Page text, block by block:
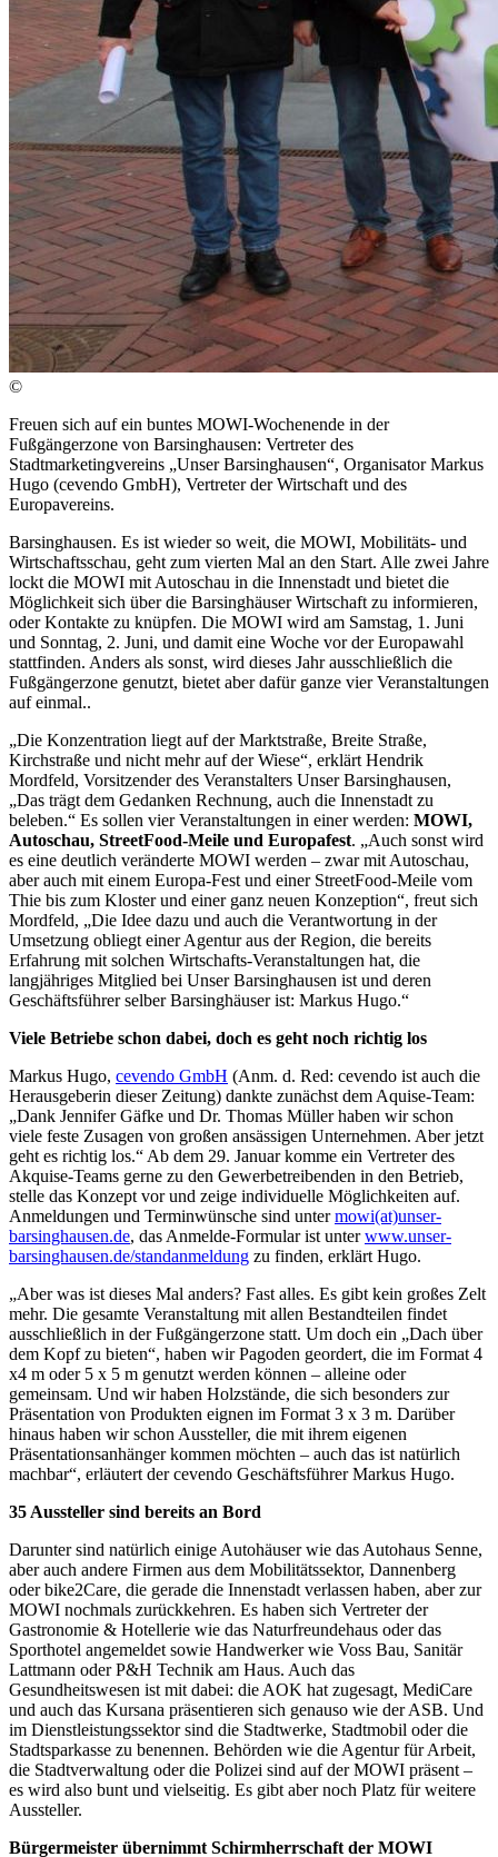
©
Freuen sich auf ein buntes MOWI-Wochenende in der
Fußgängerzone von Barsinghausen: Vertreter des
Stadtmarketingvereins „Unser Barsinghausen“, Organisator Markus
Hugo (cevendo GmbH), Vertreter der Wirtschaft und des
Europavereins.
Barsinghausen. Es ist wieder so weit, die MOWI, Mobilitäts- und
Wirtschaftsschau, geht zum vierten Mal an den Start. Alle zwei Jahre
lockt die MOWI mit Autoschau in die Innenstadt und bietet die
Möglichkeit sich über die Barsinghäuser Wirtschaft zu informieren,
oder Kontakte zu knüpfen. Die MOWI wird am Samstag, 1. Juni
und Sonntag, 2. Juni, und damit eine Woche vor der Europawahl
stattfinden. Anders als sonst, wird dieses Jahr ausschließlich die
Fußgängerzone genutzt, bietet aber dafür ganze vier Veranstaltungen
auf einmal..
„Die Konzentration liegt auf der Marktstraße, Breite Straße,
Kirchstraße und nicht mehr auf der Wiese“, erklärt Hendrik
Mordfeld, Vorsitzender des Veranstalters Unser Barsinghausen,
„Das trägt dem Gedanken Rechnung, auch die Innenstadt zu
beleben.“ Es sollen vier Veranstaltungen in einer werden: MOWI,
Autoschau, StreetFood-Meile und Europafest. „Auch sonst wird
es eine deutlich veränderte MOWI werden – zwar mit Autoschau,
aber auch mit einem Europa-Fest und einer StreetFood-Meile vom
Thie bis zum Kloster und einer ganz neuen Konzeption“, freut sich
Mordfeld, „Die Idee dazu und auch die Verantwortung in der
Umsetzung obliegt einer Agentur aus der Region, die bereits
Erfahrung mit solchen Wirtschafts-Veranstaltungen hat, die
langjähriges Mitglied bei Unser Barsinghausen ist und deren
Geschäftsführer selber Barsinghäuser ist: Markus Hugo.“
Viele Betriebe schon dabei, doch es geht noch richtig los
Markus Hugo, cevendo GmbH (Anm. d. Red: cevendo ist auch die
Herausgeberin dieser Zeitung) dankte zunächst dem Aquise-Team:
„Dank Jennifer Gäfke und Dr. Thomas Müller haben wir schon
viele feste Zusagen von großen ansässigen Unternehmen. Aber jetzt
geht es richtig los.“ Ab dem 29. Januar komme ein Vertreter des
Akquise-Teams gerne zu den Gewerbetreibenden in den Betrieb,
stelle das Konzept vor und zeige individuelle Möglichkeiten auf.
Anmeldungen und Terminwünsche sind untermowi(at)unser-
barsinghausen.de, das Anmelde-Formular ist unterwww.unser-
barsinghausen.de/standanmeldung zu finden, erklärt Hugo.
„Aber was ist dieses Mal anders? Fast alles. Es gibt kein großes Zelt
mehr. Die gesamte Veranstaltung mit allen Bestandteilen findet
ausschließlich in der Fußgängerzone statt. Um doch ein „Dach über
dem Kopf zu bieten“, haben wir Pagoden geordert, die im Format 4
x4 m oder 5 x 5 m genutzt werden können – alleine oder
gemeinsam. Und wir haben Holzstände, die sich besonders zur
Präsentation von Produkten eignen im Format 3 x 3 m. Darüber
hinaus haben wir schon Aussteller, die mit ihrem eigenen
Präsentationsanhänger kommen möchten – auch das ist natürlich
machbar“, erläutert der cevendo Geschäftsführer Markus Hugo.
35 Aussteller sind bereits an Bord
Darunter sind natürlich einige Autohäuser wie das Autohaus Senne,
aber auch andere Firmen aus dem Mobilitätssektor, Dannenberg
oder bike2Care, die gerade die Innenstadt verlassen haben, aber zur
MOWI nochmals zurückkehren. Es haben sich Vertreter der
Gastronomie & Hotellerie wie das Naturfreundehaus oder das
Sporthotel angemeldet sowie Handwerker wie Voss Bau, Sanitär
Lattmann oder P&H Technik am Haus. Auch das
Gesundheitswesen ist mit dabei: die AOK hat zugesagt, MediCare
und auch das Kursana präsentieren sich genauso wie der ASB. Und
im Dienstleistungssektor sind die Stadtwerke, Stadtmobil oder die
Stadtsparkasse zu benennen. Behörden wie die Agentur für Arbeit,
die Stadtverwaltung oder die Polizei sind auf der MOWI präsent –
es wird also bunt und vielseitig. Es gibt aber noch Platz für weitere
Aussteller.
Bürgermeister übernimmt Schirmherrschaft der MOWI